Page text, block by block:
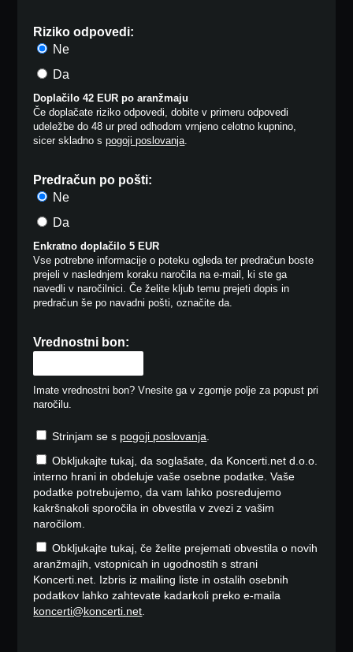
Riziko odpovedi:
Ne
Da
Doplačilo 42 EUR po aranžmaju
Če doplačate riziko odpovedi, dobite v primeru odpovedi
udeležbe do 48 ur pred odhodom vrnjeno celotno kupnino,
sicer skladno spogoji poslovanja.
Predračun po pošti:
Ne
Da
Enkratno doplačilo 5 EUR
Vse potrebne informacije o poteku ogleda ter predračun boste
prejeli v naslednjem koraku naročila na e-mail, ki ste ga
navedli v naročilnici. Če želite kljub temu prejeti dopis in
predračun še po navadni pošti, označite da.
Vrednostni bon:
Imate vrednostni bon? Vnesite ga v zgornje polje za popust pri
naročilu.
Strinjam se s pogoji poslovanja.
Obkljukajte tukaj, da soglašate, da Koncerti.net d.o.o.
interno hrani in obdeluje vaše osebne podatke. Vaše
podatke potrebujemo, da vam lahko posredujemo
kakršnakoli sporočila in obvestila v zvezi z vašim
naročilom.
Obkljukajte tukaj, če želite prejemati obvestila o novih
aranžmajih, vstopnicah in ugodnostih s strani
Koncerti.net. Izbris iz mailing liste in ostalih osebnih
podatkov lahko zahtevate kadarkoli preko e-maila
koncerti@koncerti.net.